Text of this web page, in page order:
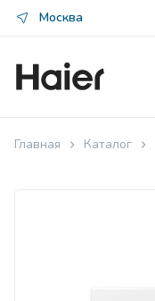
Москва
Главная Каталог